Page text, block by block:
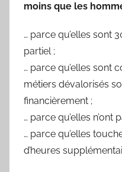
moins que les
… parce qu’elles sont
partiel ;
… parce qu’elles sont
métiers dévalorisés
financièrement ;
… parce qu’elles
… parce qu’elles
d’heures